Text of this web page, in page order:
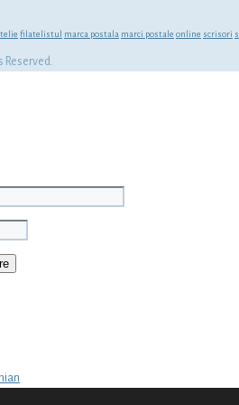
filatelistul marca postala marci postale online scrisori
Reserved.